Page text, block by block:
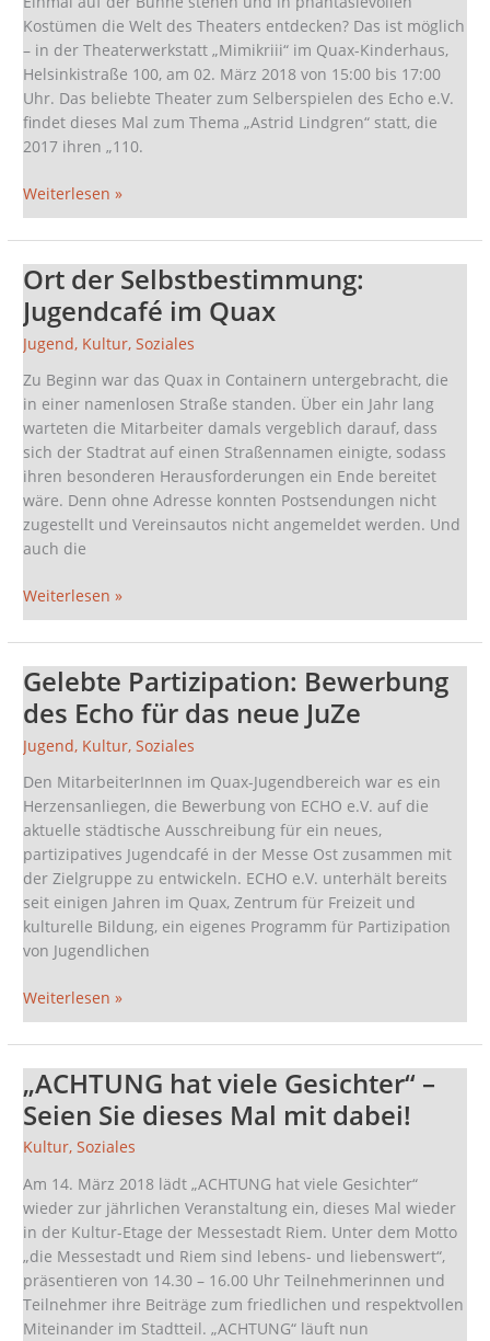
Kostümen die Welt des Theaters entdecken? Das ist möglich
– in der Theaterwerkstatt „Mimikriii“ im Quax-Kinderhaus,
Helsinkistraße 100, am 02. März 2018 von 15:00 bis 17:00
Uhr. Das beliebte Theater zum Selberspielen des Echo e.V.
findet dieses Mal zum Thema „Astrid Lindgren“ statt, die
2017 ihren „110.
Weiterlesen »
Ort der Selbstbestimmung:
Jugendcafé im Quax
Jugend, Kultur,Soziales
Zu Beginn war das Quax in Containern untergebracht, die
in einer namenlosen Straße standen. Über ein Jahr lang
warteten die Mitarbeiter damals vergeblich darauf, dass
sich der Stadtrat auf einen Straßennamen einigte, sodass
ihren besonderen Herausforderungen ein Ende bereitet
wäre. Denn ohne Adresse konnten Postsendungen nicht
zugestellt und Vereinsautos nicht angemeldet werden. Und
auch die
Ort
der
Selbstbestimmung:
Jugendcafé
im
Quax
Weiterlesen »
Gelebte Partizipation: Bewerbung
des Echo für das neue JuZe
Jugend, Kultur,Soziales
Den MitarbeiterInnen im Quax-Jugendbereich war es ein
Herzensanliegen, die Bewerbung von ECHO e.V. auf die
aktuelle städtische Ausschreibung für ein neues,
partizipatives Jugendcafé in der Messe Ost zusammen mit
der Zielgruppe zu entwickeln. ECHO e.V. unterhält bereits
seit einigen Jahren im Quax, Zentrum für Freizeit und
kulturelle Bildung, ein eigenes Programm für Partizipation
von Jugendlichen
Gelebte
Partizipation:
Bewerbung
des
Echo
für
das
neue
JuZe
Weiterlesen »
„ACHTUNG hat viele Gesichter“ –
Seien Sie dieses Mal mit dabei!
Kultur,Soziales
Am 14. März 2018 lädt „ACHTUNG hat viele Gesichter“
wieder zur jährlichen Veranstaltung ein, dieses Mal wieder
in der Kultur-Etage der Messestadt Riem. Unter dem Motto
„die Messestadt und Riem sind lebens- und liebenswert“,
präsentieren von 14.30 – 16.00 Uhr Teilnehmerinnen und
Teilnehmer ihre Beiträge zum friedlichen und respektvollen
Miteinander im Stadtteil. „ACHTUNG“ läuft nun
„ACHTUNG
hat
viele
Gesichter“
–
Seien
Sie
dieses
Mal
mit
dabei!